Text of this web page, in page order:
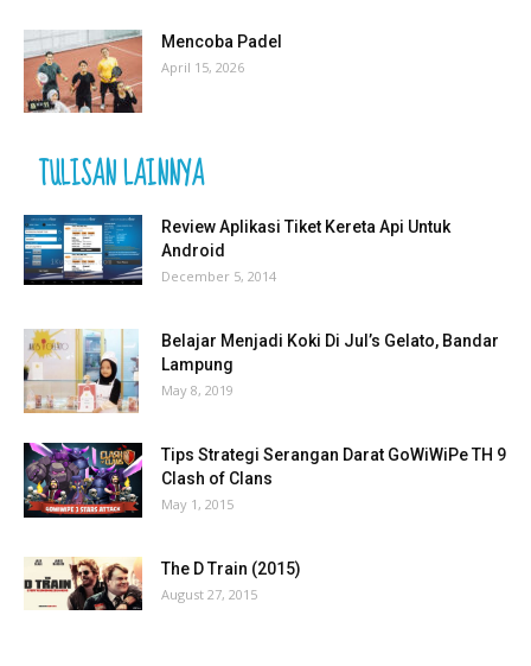
Mencoba Padel
April 15, 2026
TULISAN LAINNYA
Review Aplikasi Tiket Kereta Api Untuk
Android
December 5, 2014
Belajar Menjadi Koki Di Jul’s Gelato, Bandar
Lampung
May 8, 2019
Tips Strategi Serangan Darat GoWiWiPe TH 9
Clash of Clans
May 1, 2015
The D Train (2015)
August 27, 2015